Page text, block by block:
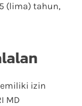
(lima) tahun,
izin
MD